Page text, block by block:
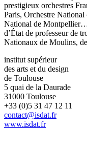
prestigieux orchestres
Paris, Orchestre
National de
d’État de professeur de
Nationaux de Moulins,
institut supérieur
des arts et du design
de Toulouse
5 quai de la Daurade
31000 Toulouse
+33 (0)5 31 47 12 11
contact@isdat.fr
www.isdat.fr